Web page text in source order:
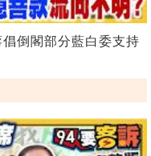
倒閣部分藍白委支持